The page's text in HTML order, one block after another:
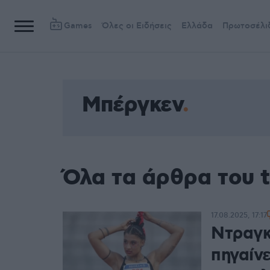
Games Όλες οι Ειδήσεις Ελλάδα
Μπέργκεν
Όλα τα άρθρα του
17.08.2025, 17:17